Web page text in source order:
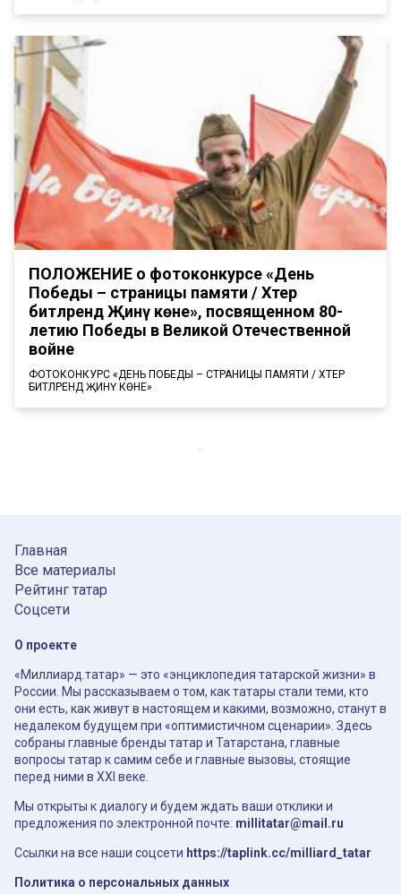
ПОЛОЖЕНИЕ о фотоконкурсе «День
Победы – страницы памяти / Хәтер
битләрендә Җинү көне», посвященном 80-
летию Победы в Великой Отечественной
войне
ФОТОКОНКУРС «ДЕНЬ ПОБЕДЫ – СТРАНИЦЫ ПАМЯТИ / ХӘТЕР
БИТЛӘРЕНДӘ ҖИНҮ КӨНЕ»
Главная
Все материалы
Рейтинг татар
Соцсети
О проекте
«Миллиард.татар» — это «энциклопедия татарской жизни» в
России. Мы рассказываем о том, как татары стали теми, кто
они есть, как живут в настоящем и какими, возможно, станут в
недалеком будущем при «оптимистичном сценарии». Здесь
собраны главные бренды татар и Татарстана, главные
вопросы татар к самим себе и главные вызовы, стоящие
перед ними в XXI веке.
Мы открыты к диалогу и будем ждать ваши отклики и
предложения по электронной почте: millitatar@mail.ru
Ссылки на все наши соцсети https://taplink.cc/milliard_tatar
Политика о персональных данных